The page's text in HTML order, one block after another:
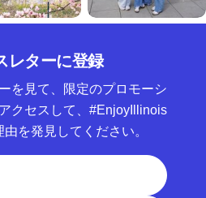
レターに登録
を見て、限定のプロモーシ
クセスして、#EnjoyIllinois
を発見してください。